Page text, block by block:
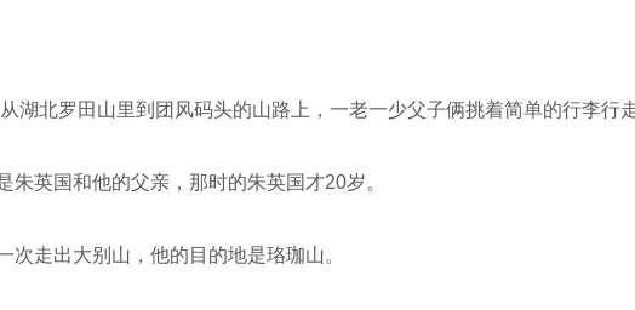
湖北罗田山里到团风码头的山路上，一老一少父子俩挑着简单的行李行
英国和他的父亲，那时的朱英国才20岁。
走出大别山，他的目的地是珞珈山。